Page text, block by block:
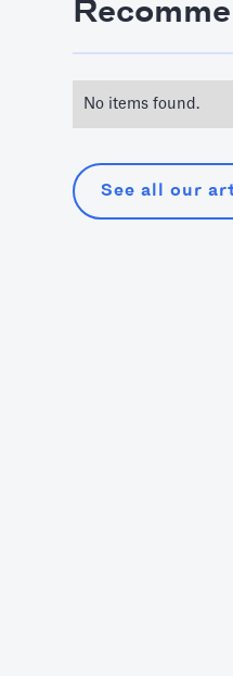
No items found.
See all our